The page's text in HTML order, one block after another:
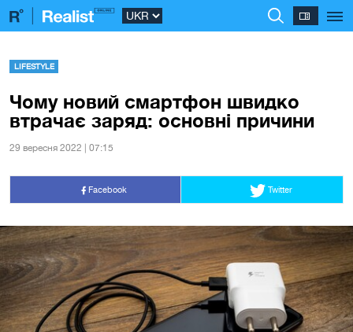
LIFESTYLE
Чому новий смартфон швидко
втрачає заряд: основні причини
29 вересня 2022 | 07:15
Facebook Twitter